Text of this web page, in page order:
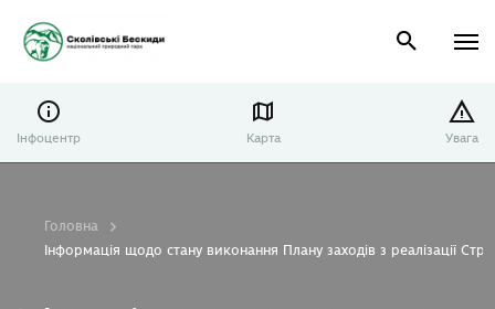
Інфоцентр Карта Увага
Головна
Інформація щодо стану виконання Плану заходів з реалізації